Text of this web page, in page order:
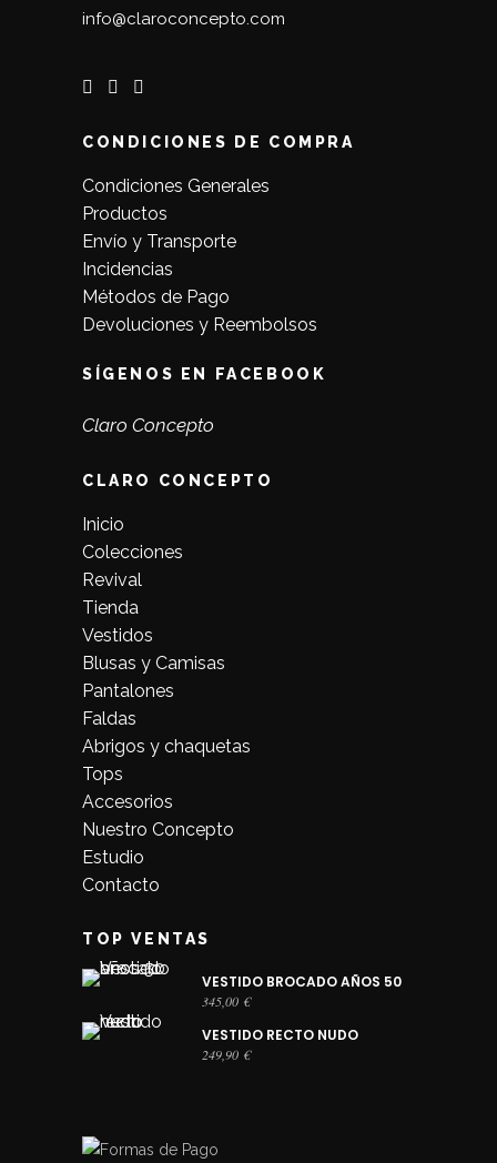
info@claroconcepto.com
CONDICIONES DE COMPRA
Condiciones Generales
Productos
Envío y Transporte
Incidencias
Métodos de Pago
Devoluciones y Reembolsos
SÍGENOS EN FACEBOOK
Claro Concepto
CLARO CONCEPTO
Inicio
Colecciones
Revival
Tienda
Vestidos
Blusas y Camisas
Pantalones
Faldas
Abrigos y chaquetas
Tops
Accesorios
Nuestro Concepto
Estudio
Contacto
TOP VENTAS
VESTIDO BROCADO AÑOS 50
345,00 €
VESTIDO RECTO NUDO
249,90 €